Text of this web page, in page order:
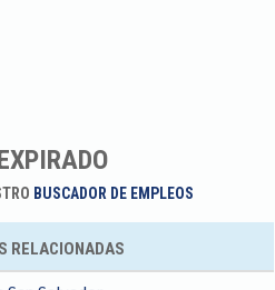
BUSCADOR DE EMPLEOS
RELACIONADAS